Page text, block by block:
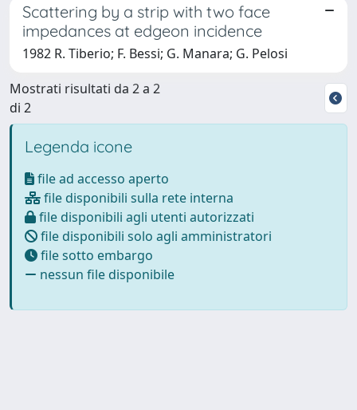
Scattering by a strip with two face
impedances at edgeon incidence
1982 R. Tiberio; F. Bessi; G. Manara; G. Pelosi
Mostrati risultati da 2 a 2
di 2
Legenda icone
file ad accesso aperto
file disponibili sulla rete interna
file disponibili agli utenti autorizzati
file disponibili solo agli amministratori
file sotto embargo
nessun file disponibile